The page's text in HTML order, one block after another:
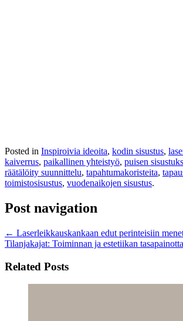
Posted in Inspiroivia ideoita, kodin sisustus,
kaiverrus, paikallinen yhteistyö, puisen
räätälöity suunnittelu, tapahtumakoristeita,
toimistosisustus, vuodenaikojen sisustus.
Post navigation
← Laserleikkauskankaan edut perinteisiin
Tilanjakajat: Toiminnan ja estetiikan
Related Posts